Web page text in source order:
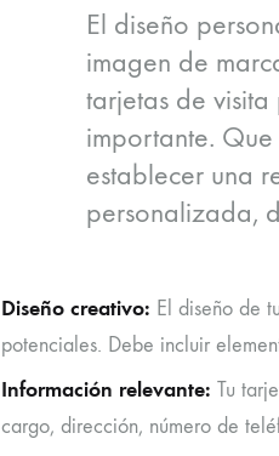
El diseño
imagen de
tarjetas de
importante.
establecer una
personalizada,
Diseño creativo: El diseño de
potenciales. Debe incluir
Información relevante: Tu
cargo, dirección, número de